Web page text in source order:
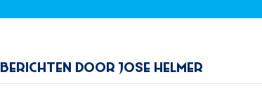
Berichten door Jose Helmer